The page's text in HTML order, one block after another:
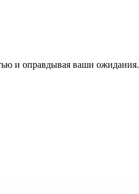
и оправдывая ваши ожидания.